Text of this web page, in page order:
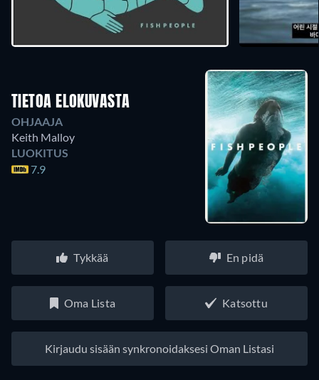
TIETOA ELOKUVASTA
OHJAAJA
Keith Malloy
LUOKITUS
7.9
Tykkää En pidä
Oma Lista Katsottu
Kirjaudu sisään synkronoidaksesi Oman Listasi